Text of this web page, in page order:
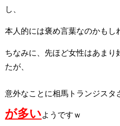
し、
本人的には褒め言葉なのかもし
ちなみに、先ほど女性はあまり
たが、
意外なことに相馬トランジスタ
が多い ようですｗ